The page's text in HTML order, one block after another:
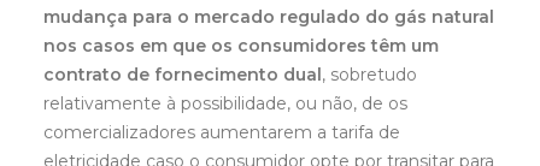
mudança para o mercado regulado do gás natural
nos casos em que os consumidores têm um
contrato de fornecimento dual, sobretudo
relativamente à possibilidade, ou não, de os
comercializadores aumentarem a tarifa de
eletricidade caso o consumidor opte por transitar para